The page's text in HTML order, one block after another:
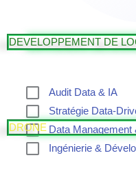
DEVELOPPEMENT DE
Audit Data & IA
Stratégie Data-
Data Management
Ingénierie &
DRONE